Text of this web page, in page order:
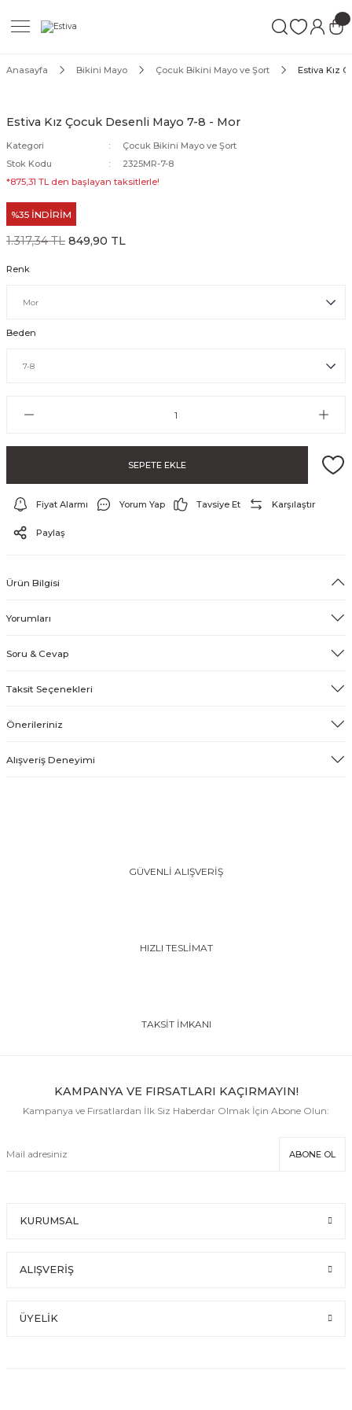
ve Şort
Anasayfa Bikini Mayo Çocuk Bikini Mayo ve Şort Estiva Kız
Estiva Kız Çocuk Desenli Mayo 7-8 - Mor
Kategori
Çocuk Bikini Mayo ve Şort
Stok Kodu
2325MR-7-8
*875,31 TL den başlayan taksitlerle!
%35 İNDİRİM
1.317,34 TL 849,90 TL
Renk
Beden
SEPETE EKLE
Fiyat Alarmı Yorum Yap Tavsiye Et Karşılaştır
Paylaş
Ürün Bilgisi
Yorumları
Soru & Cevap
Taksit Seçenekleri
Önerileriniz
Alışveriş Deneyimi
GÜVENLİ ALIŞVERİŞ
HIZLI TESLİMAT
TAKSİT İMKANI
KAMPANYA VE FIRSATLARI KAÇIRMAYIN!
Kampanya ve Fırsatlardan İlk Siz Haberdar Olmak İçin Abone Olun:
ABONE OL
KURUMSAL
ALIŞVERİŞ
ÜYELİK